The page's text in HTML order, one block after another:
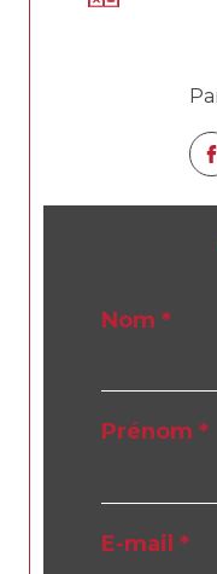
Nom *
Prénom *
E-mail *